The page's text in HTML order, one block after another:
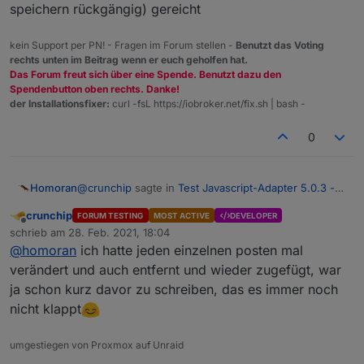
Infos da sind um so schneller können wir es
nachvollziehen und beheben.
speichern rückgängig) gereicht
kein Support per PN! - Fragen im Forum stellen - Benutzt das Voting
rechts unten im Beitrag wenn er euch geholfen hat.
Das Forum freut sich über eine Spende. Benutzt dazu den
Spendenbutton oben rechts. Danke!
der Installationsfixer: curl -fsL https://iobroker.net/fix.sh | bash -
0
Homoran@crunchip sagte in Test Javascript-Adapter 5.0.3 -
@apollon77funktioniert nun, musste jedoch das
script löschen und neu anlegen
wahrscheinlich hätte eine kleine Änderung (und
nach speichern rückgängig) gereicht
Offline
crunchip FORUM TESTING MOST ACTIVE DEVELOPER
schrieb am 28. Feb. 2021, 18:04
zuletzt editiert von
@homoran ich hatte jeden einzelnen posten mal
verändert und auch entfernt und wieder zugefügt, war
ja schon kurz davor zu schreiben, das es immer noch
nicht klappt
umgestiegen von Proxmox auf Unraid